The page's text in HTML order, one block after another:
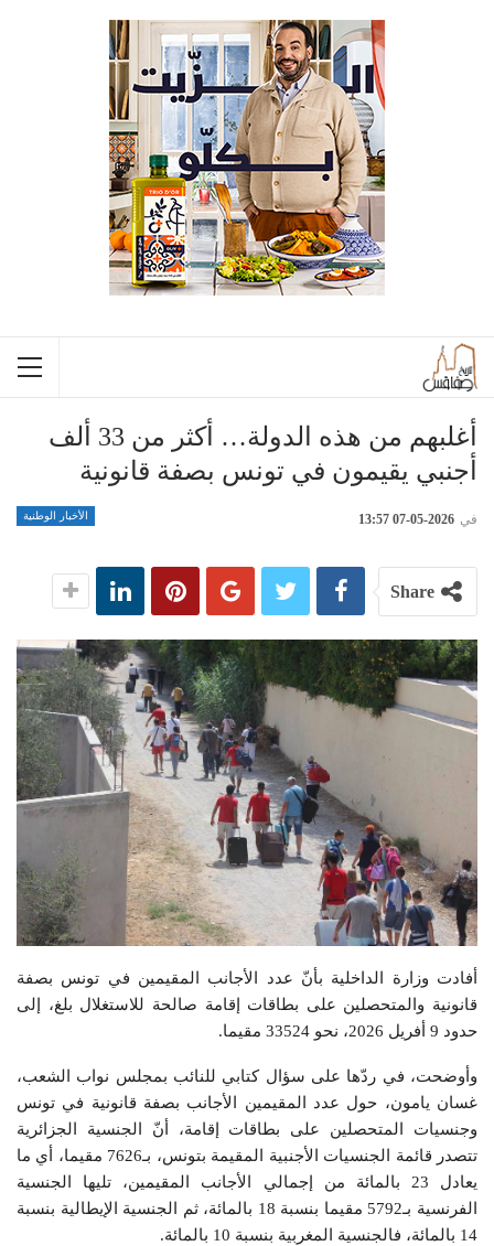
أغلبهم من هذه الدولة… أكثر من 33 ألف
أجنبي يقيمون في تونس بصفة قانونية
الأخبار الوطنية في 2026-05-07 13:57
Share
أفادت وزارة الداخلية بأنّ عدد الأجانب المقيمين في تونس بصفة
قانونية والمتحصلين على بطاقات إقامة صالحة للاستغلال بلغ، إلى
حدود 9 أفريل 2026، نحو 33524 مقيما.
وأوضحت، في ردّها على سؤال كتابي للنائب بمجلس نواب الشعب،
غسان يامون، حول عدد المقيمين الأجانب بصفة قانونية في تونس
وجنسيات المتحصلين على بطاقات إقامة، أنّ الجنسية الجزائرية
تتصدر قائمة الجنسيات الأجنبية المقيمة بتونس، بـ7626 مقيما، أي ما
يعادل 23 بالمائة من إجمالي الأجانب المقيمين، تليها الجنسية
الفرنسية بـ5792 مقيما بنسبة 18 بالمائة، ثم الجنسية الإيطالية بنسبة
14 بالمائة، فالجنسية المغربية بنسبة 10 بالمائة.